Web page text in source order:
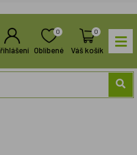
Přihlášení
0
Oblíbené
0
Váš košík